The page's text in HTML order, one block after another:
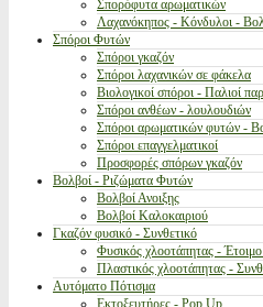
Σπορόφυτα αρωματικών
Λαχανόκηπος - Κόνδυλοι -
Σπόροι Φυτών
Σπόροι γκαζόν
Σπόροι λαχανικών σε φάκελα
Βιολογικοί σπόροι - Παλιοί
Σπόροι ανθέων - λουλουδιών
Σπόροι αρωματικών φυτών -
Σπόροι επαγγελματικοί
Προσφορές σπόρων γκαζόν
Βολβοί - Ριζώματα Φυτών
Βολβοί Ανοιξης
Βολβοί Καλοκαιριού
Γκαζόν φυσικό - Συνθετικό
Φυσικός χλοοτάπητας -
Πλαστικός χλοοτάπητας -
Αυτόματο Πότισμα
Εκτοξευτήρες - Pop Up